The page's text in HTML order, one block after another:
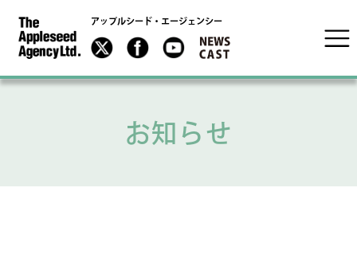
アップルシード・エージェンシー
お知らせ